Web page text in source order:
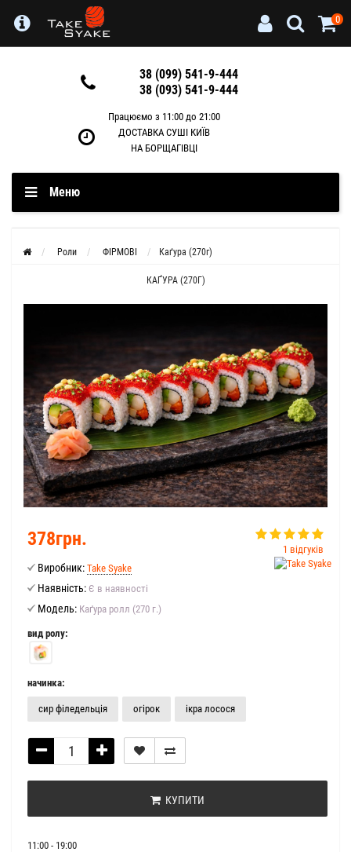
0
38 (099) 541-9-444
38 (093) 541-9-444
Працюємо з 11:00 до 21:00
ДОСТАВКА СУШІ КИЇВ
НА БОРЩАГІВЦІ
Меню
Роли ФІРМОВІ Каґура (270г)
КАҐУРА (270Г)
1 відгуків
378грн.
Виробник: Take Syake
Наявність: Є в наявності
Модель: Каґура ролл (270 г.)
вид ролу:
начинка:
сир філедельція огірок ікра лосося
КУПИТИ
11:00 - 19:00